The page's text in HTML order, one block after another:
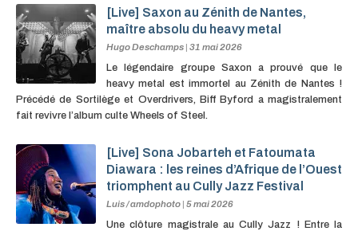
[Live] Saxon au Zénith de Nantes,
maître absolu du heavy metal
Hugo Deschamps | 31 mai 2026
Le légendaire groupe Saxon a prouvé que le
heavy metal est immortel au Zénith de Nantes !
Précédé de Sortilège et Overdrivers, Biff Byford a magistralement
fait revivre l’album culte Wheels of Steel.
[Live] Sona Jobarteh et Fatoumata
Diawara : les reines d’Afrique de l’Ouest
triomphent au Cully Jazz Festival
Luis / amdophoto | 5 mai 2026
Une clôture magistrale au Cully Jazz ! Entre la